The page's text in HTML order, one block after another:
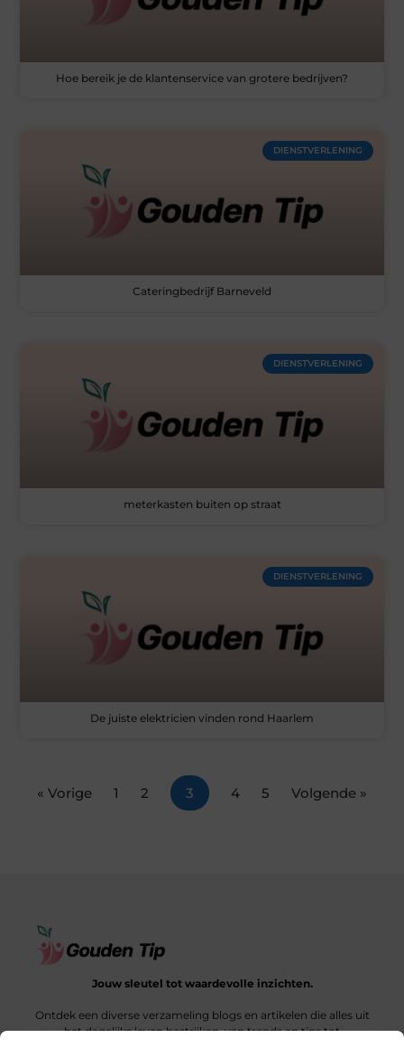
Hoe bereik je de klantenservice van grotere bedrijven?
DIENSTVERLENING
Cateringbedrijf Barneveld
DIENSTVERLENING
meterkasten buiten op straat
DIENSTVERLENING
De juiste elektricien vinden rond Haarlem
« Vorige 1 2 3 4 5 Volgende »
Jouw sleutel tot waardevolle inzichten.
Ontdek een diverse verzameling blogs en artikelen die alles uit
het dagelijks leven bestrijken, van trends en tips tot